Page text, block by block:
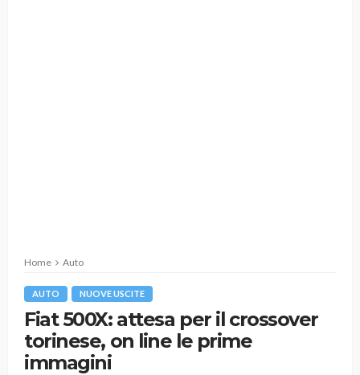
Home Auto
AUTO NUOVE USCITE
Fiat 500X: attesa per il crossover
torinese, on line le prime
immagini